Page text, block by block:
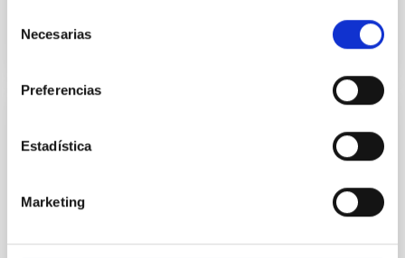
Necesarias
Preferencias
Estadística
Marketing
Un contrato - Técnico/a de Taller -
2026-032